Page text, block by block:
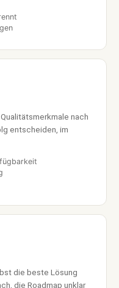
nach
entscheiden, im
die beste Lösung
die Roadmap unklar